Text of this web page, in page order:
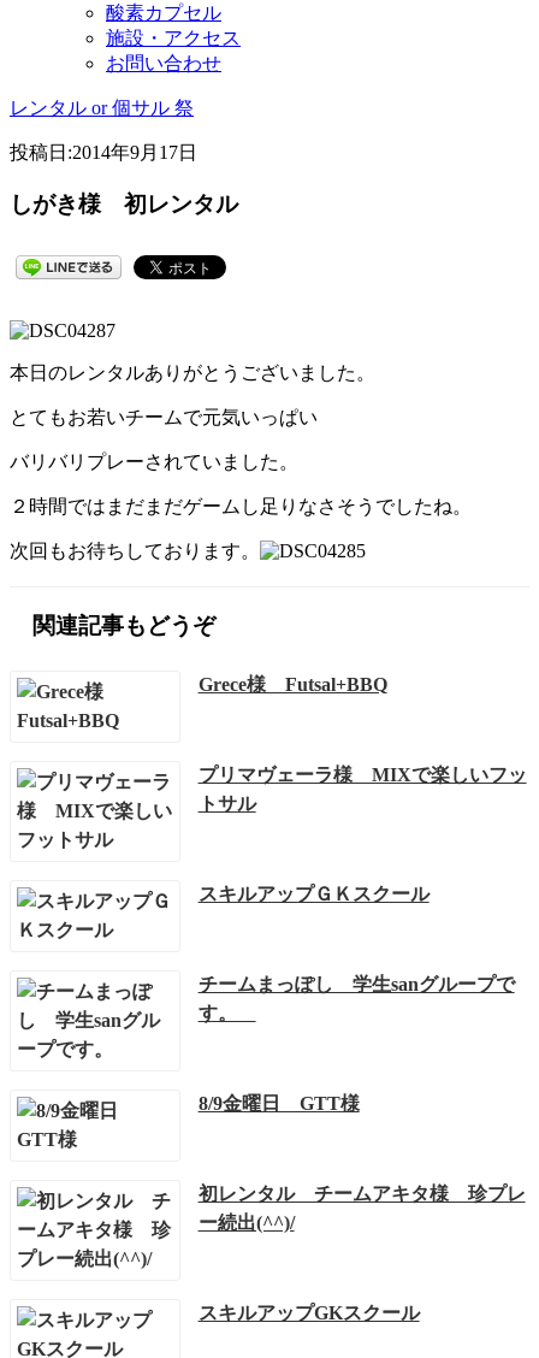
酸素カプセル
施設・アクセス
お問い合わせ
レンタル or 個サル 祭
投稿日:2014年9月17日
しがき様 初レンタル
本日のレンタルありがとうございました。
とてもお若いチームで元気いっぱい
バリバリプレーされていました。
２時間ではまだまだゲームし足りなさそうでしたね。
次回もお待ちしております。
関連記事もどうぞ
Grece様 Futsal+BBQ
プリマヴェーラ様 MIXで楽しいフッ
トサル
スキルアップＧＫスクール
チームまっぽし 学生sanグループで
す。
8/9金曜日 GTT様
初レンタル チームアキタ様 珍プレ
ー続出(^^)/
スキルアップGKスクール